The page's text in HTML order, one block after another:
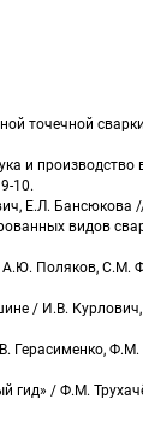
точечной
и производство
10.
Е.Л. Бансюкова
видов
А.Ю. Поляков, С.М.
/ И.В.
Герасименко, Ф.М.
гид» / Ф.М.